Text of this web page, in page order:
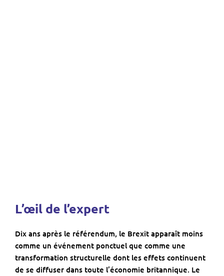
L’œil de l’expert
Dix ans après le référendum, le Brexit apparaît moins
comme un événement ponctuel que comme une
transformation structurelle dont les effets continuent
de se diffuser dans toute l’économie britannique. Le